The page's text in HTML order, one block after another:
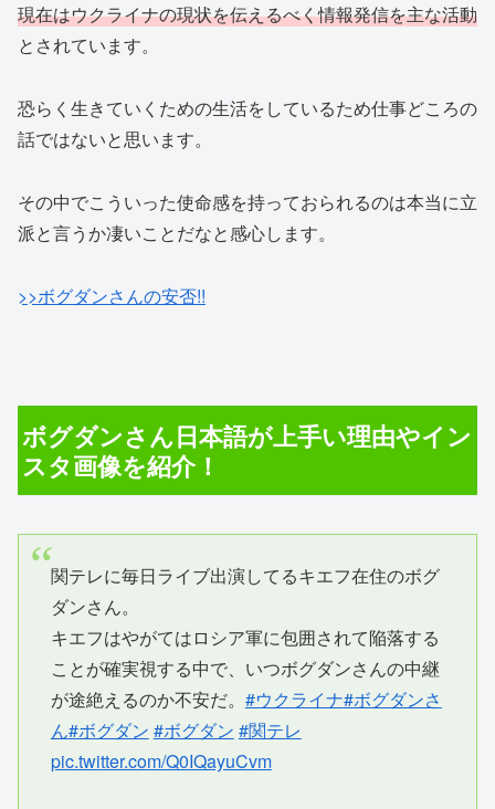
現在はウクライナの現状を伝えるべく情報発信を主な活動
とされています。
恐らく生きていくための生活をしているため仕事どころの
話ではないと思います。
その中でこういった使命感を持っておられるのは本当に立
派と言うか凄いことだなと感心します。
>>ボグダンさんの安否!!
ボグダンさん日本語が上手い理由やイン
スタ画像を紹介！
関テレに毎日ライブ出演してるキエフ在住のボグ
ダンさん。
キエフはやがてはロシア軍に包囲されて陥落する
ことが確実視する中で、いつボグダンさんの中継
が途絶えるのか不安だ。 #ウクライナ#ボグダンさ
ん#ボグダン #ボグダン #関テレ
pic.twitter.com/Q0IQayuCvm